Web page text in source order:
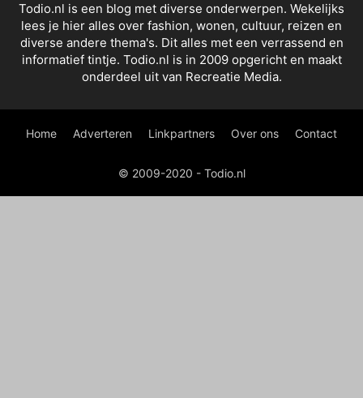
Todio.nl is een blog met diverse onderwerpen. Wekelijks
lees je hier alles over fashion, wonen, cultuur, reizen en
diverse andere thema's. Dit alles met een verrassend en
informatief tintje. Todio.nl is in 2009 opgericht en maakt
onderdeel uit van Recreatie Media.
Home Adverteren Linkpartners Over ons Contact
© 2009-2020 - Todio.nl